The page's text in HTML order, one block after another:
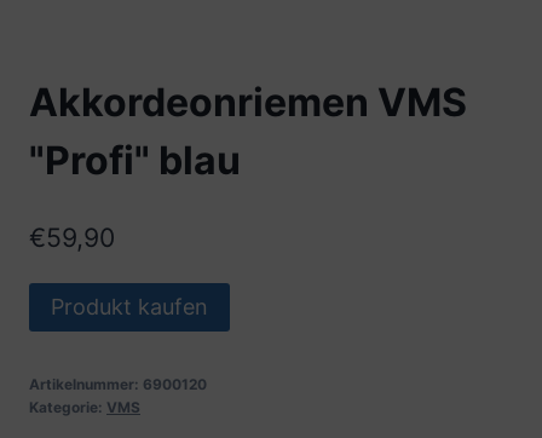
Akkordeonriemen VMS
"Profi" blau
€59,90
Produkt kaufen
Artikelnummer: 6900120
Kategorie: VMS